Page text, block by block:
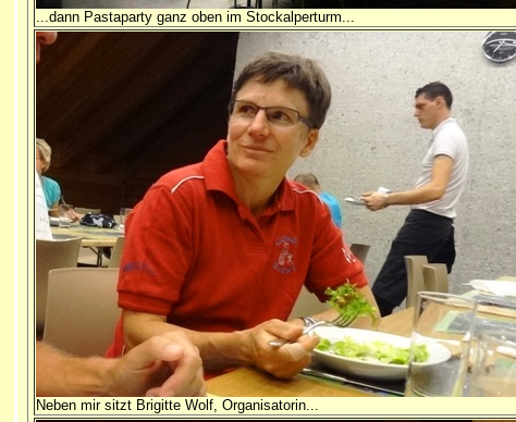
...dann Pastaparty ganz oben im Stockalperturm...
Neben mir sitzt Brigitte Wolf, Organisatorin...